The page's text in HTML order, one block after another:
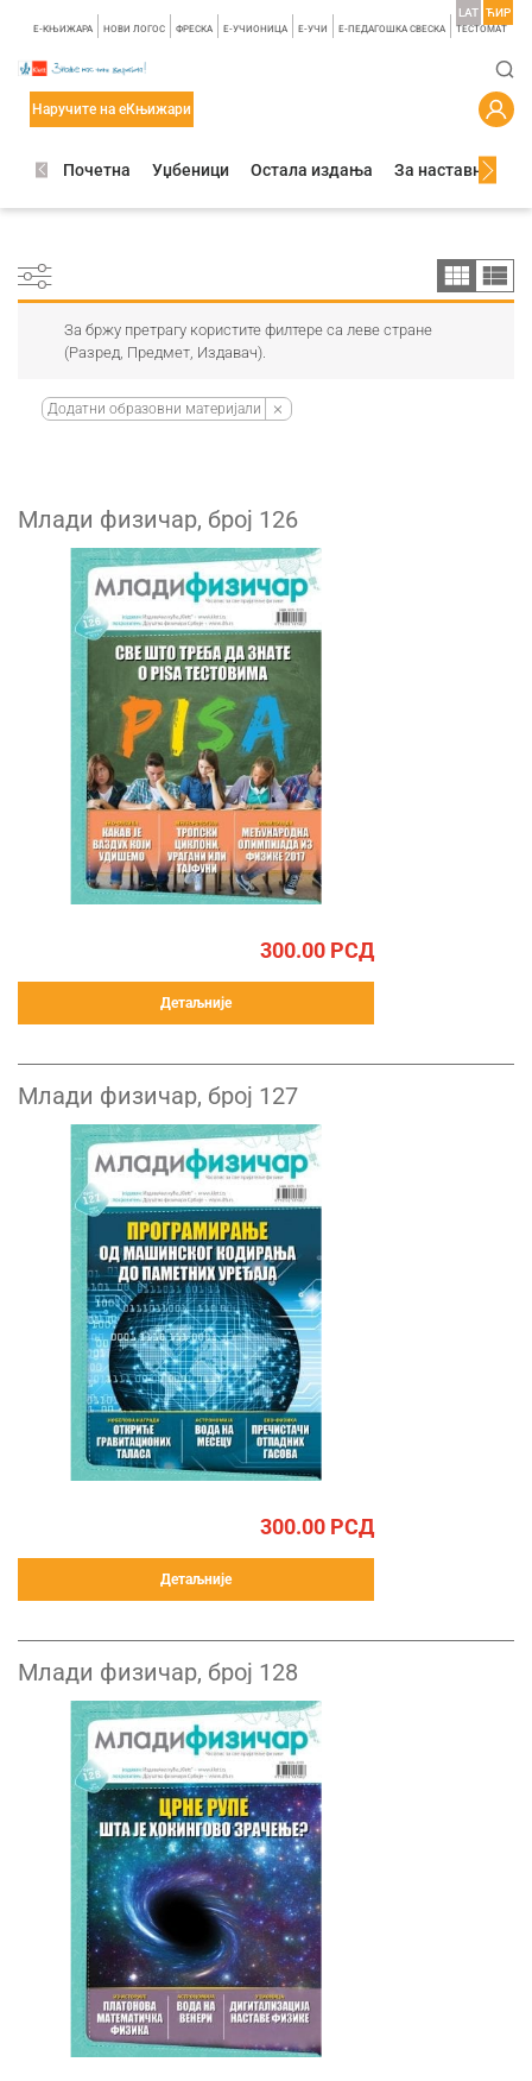
E-КЊИЖАРА НОВИ ЛОГОС ФРЕСКА E-УЧИОНИЦА E-УЧИ Е-ПЕДАГОШКА СВЕСКА TЕСТОМАТ
LAT ЋИР
Наручите на еКњижари
Почетна Уџбеници Остала издања За наставнике
За бржу претрагу користите филтере са леве стране
(Разред, Предмет, Издавач).
Додатни образовни материјали
Млади физичар, број 126
300.00 РСД
Детаљније
Млади физичар, број 127
300.00 РСД
Детаљније
Млади физичар, број 128